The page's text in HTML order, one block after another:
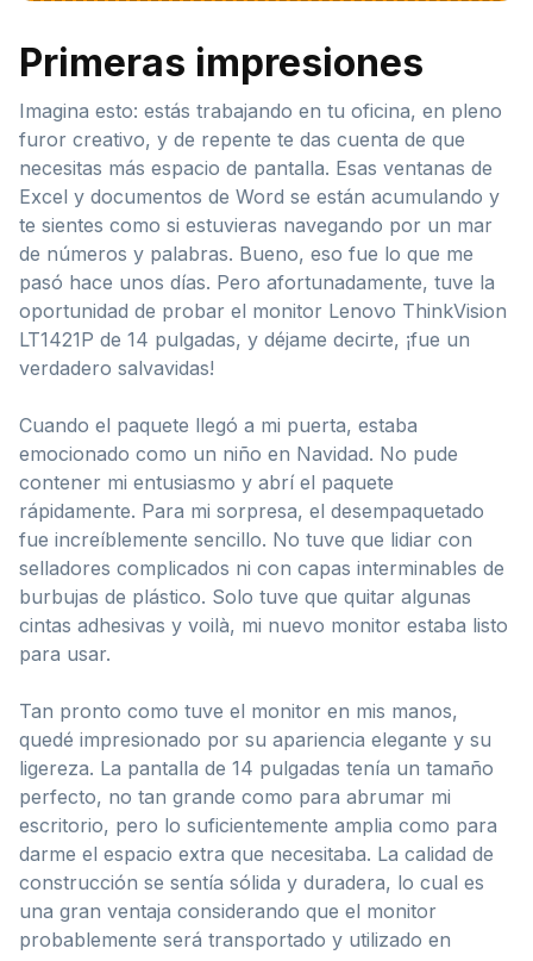
Primeras impresiones
Imagina esto: estás trabajando en tu oficina, en pleno
furor creativo, y de repente te das cuenta de que
necesitas más espacio de pantalla. Esas ventanas de
Excel y documentos de Word se están acumulando y
te sientes como si estuvieras navegando por un mar
de números y palabras. Bueno, eso fue lo que me
pasó hace unos días. Pero afortunadamente, tuve la
oportunidad de probar el monitor Lenovo ThinkVision
LT1421P de 14 pulgadas, y déjame decirte, ¡fue un
verdadero salvavidas!
Cuando el paquete llegó a mi puerta, estaba
emocionado como un niño en Navidad. No pude
contener mi entusiasmo y abrí el paquete
rápidamente. Para mi sorpresa, el desempaquetado
fue increíblemente sencillo. No tuve que lidiar con
selladores complicados ni con capas interminables de
burbujas de plástico. Solo tuve que quitar algunas
cintas adhesivas y voilà, mi nuevo monitor estaba listo
para usar.
Tan pronto como tuve el monitor en mis manos,
quedé impresionado por su apariencia elegante y su
ligereza. La pantalla de 14 pulgadas tenía un tamaño
perfecto, no tan grande como para abrumar mi
escritorio, pero lo suficientemente amplia como para
darme el espacio extra que necesitaba. La calidad de
construcción se sentía sólida y duradera, lo cual es
una gran ventaja considerando que el monitor
probablemente será transportado y utilizado en